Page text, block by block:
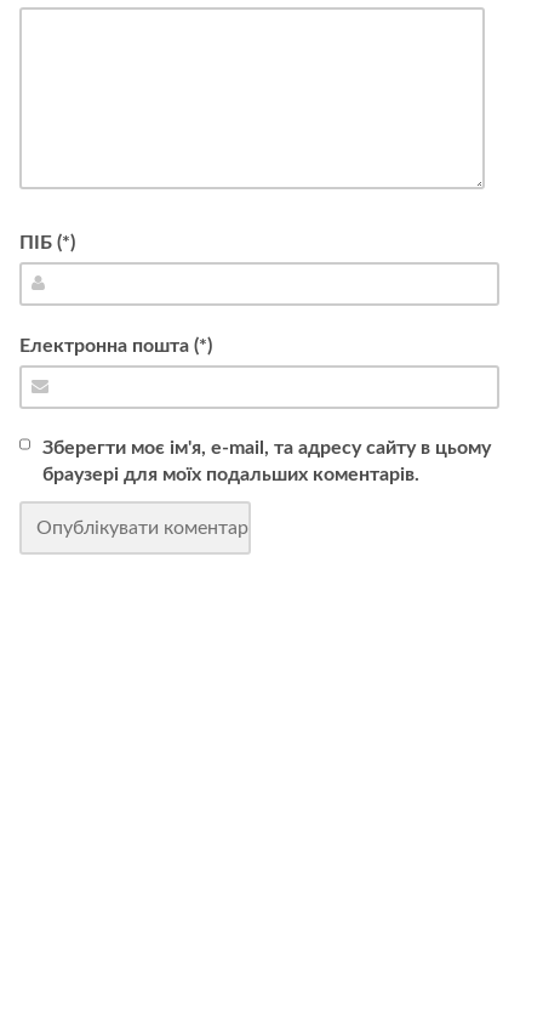
ПІБ (*)
Електронна пошта (*)
Зберегти моє ім'я, e-mail, та адресу сайту в цьому
браузері для моїх подальших коментарів.